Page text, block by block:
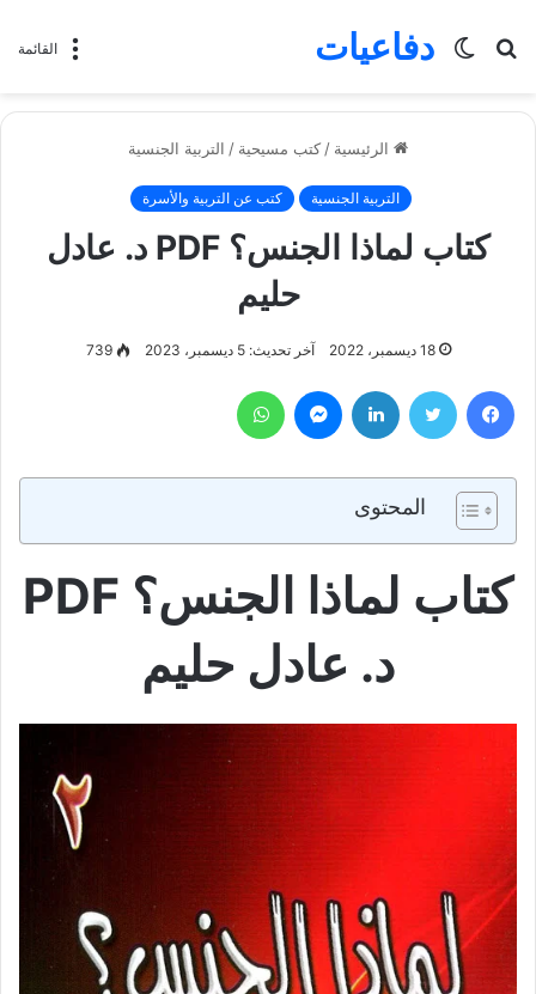
القائمة دفاعيات
بحث
الوضع
الرئيسية / كتب مسيحية / التربية الجنسية
التربية الجنسية كتب عن التربية والأسرة
كتاب لماذا الجنس؟ PDF د. عادل
حليم
18 ديسمبر، 2022 آخر تحديث: 5 ديسمبر، 2023 739
فيسبوك تويتر لينكدإن ماسنجر
المحتوى
كتاب لماذا الجنس؟ PDF
د. عادل حليم